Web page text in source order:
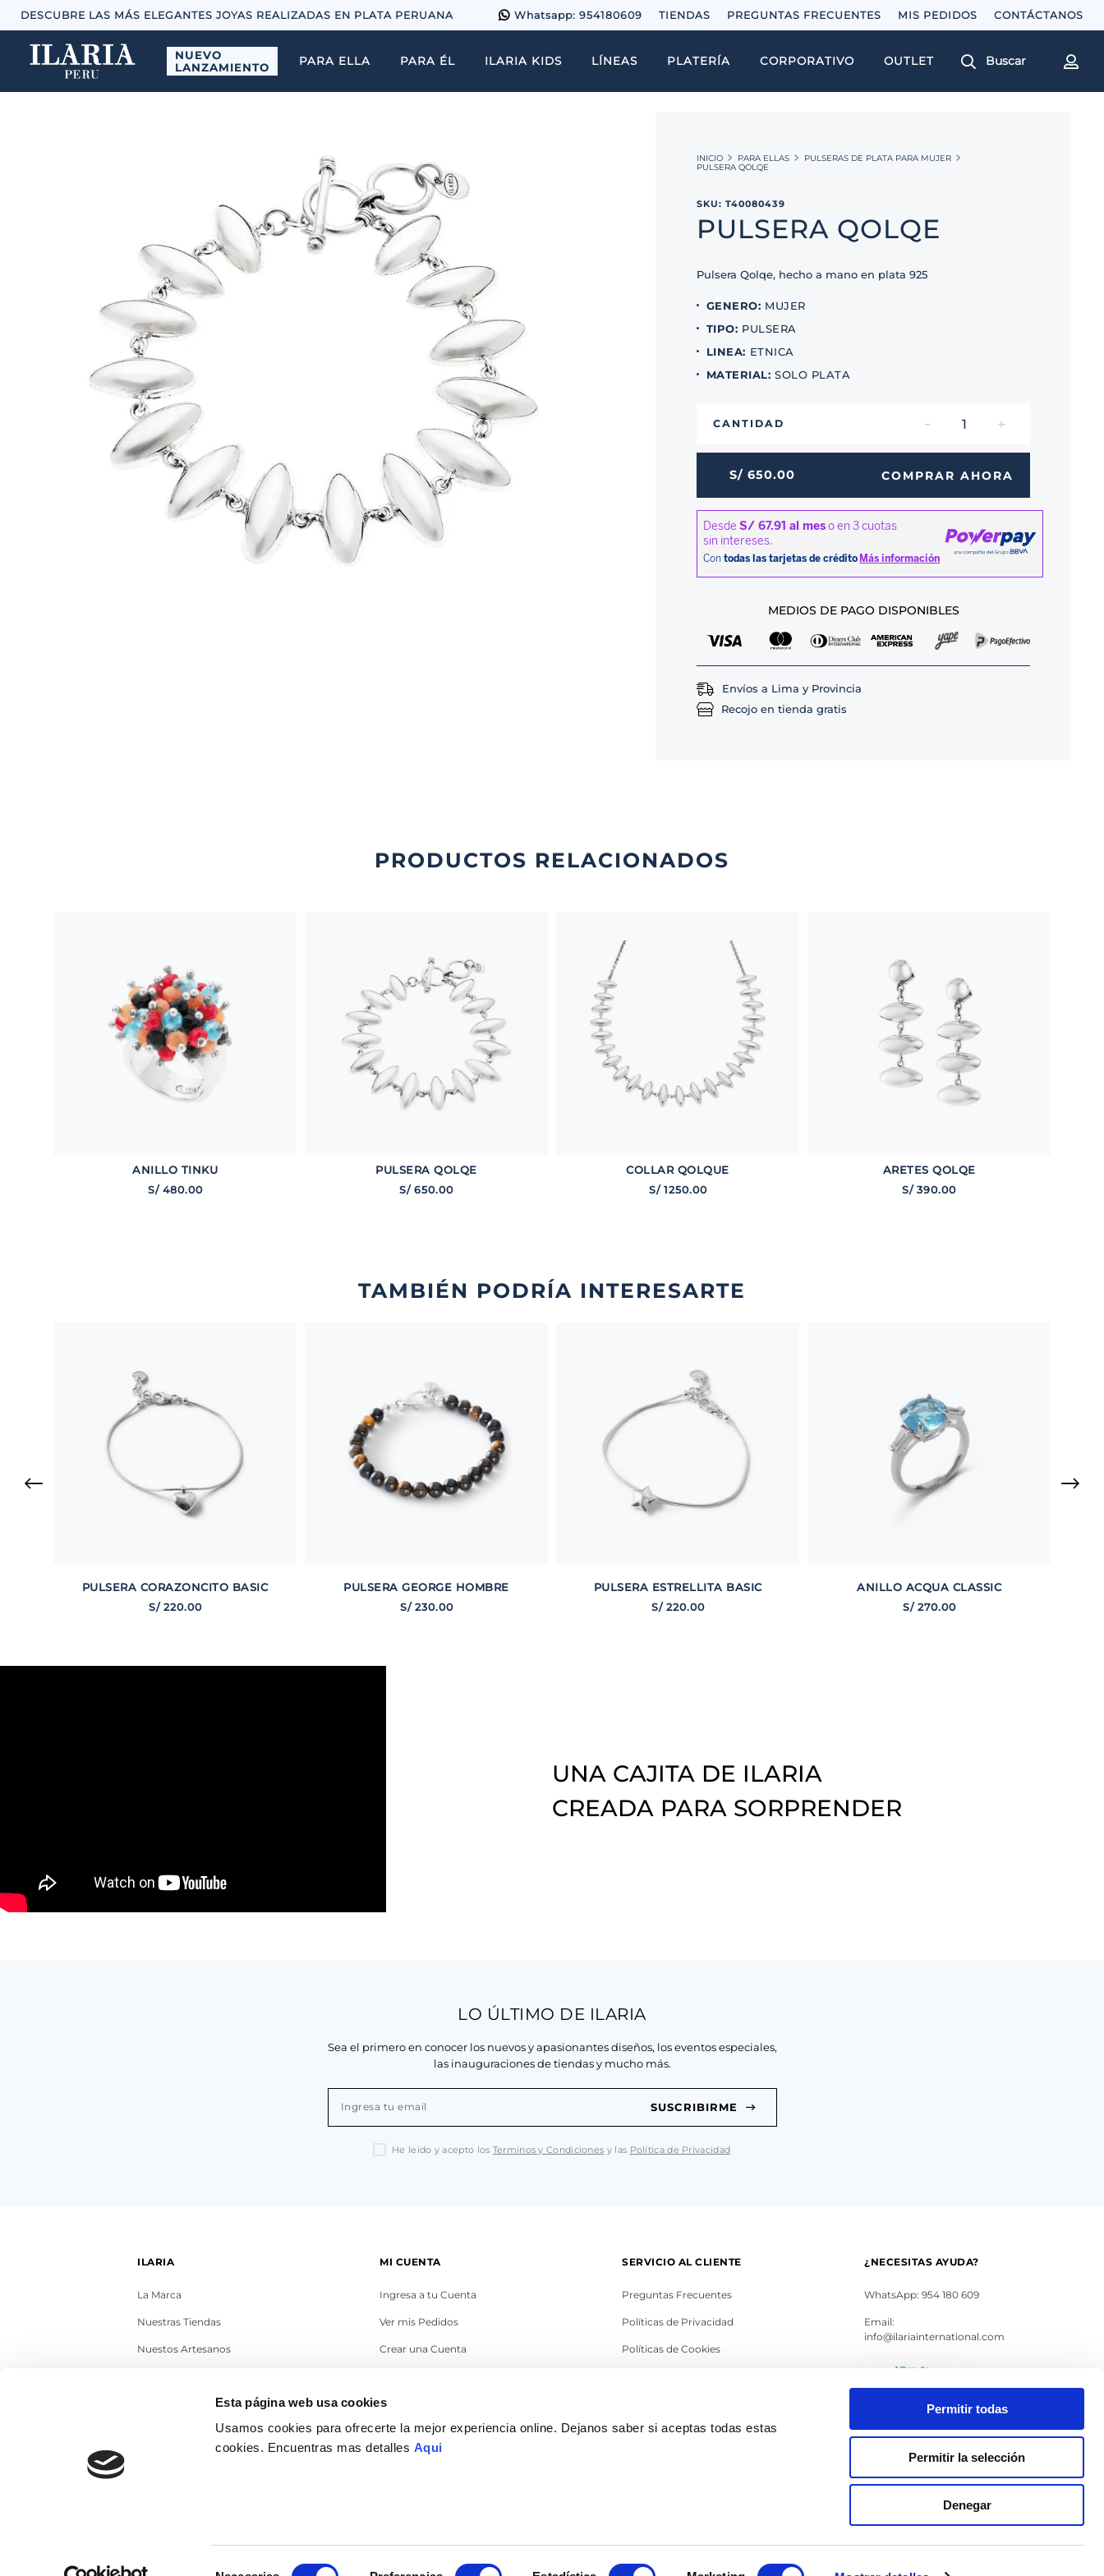
Esta página web usa cookies
Usamos cookies para ofrecerte la mejor experiencia online. Dejanos saber si aceptas todas estas
cookies. Encuentras mas detalles Aqui
Permitir todas
Permitir la selección
Denegar
DESCUBRE LAS MÁS ELEGANTES JOYAS REALIZADAS EN PLATA PERUANA Whatsapp: 954180609 TIENDAS PREGUNTAS FRECUENTES MIS PEDIDOS
NUEVO
LANZAMIENTO
PARA ELLA PARA ÉL ILARIA KIDS LÍNEAS PLATERÍA CORPORATIVO OUTLET Buscar
PARA ELLAS
PULSERAS DE PLATA PARA MUJER
PULSERA QOLQE
SKU:T40080439
PULSERA QOLQE
Pulsera Qolqe, hecho a mano en plata 925
GENERO: MUJER
TIPO: PULSERA
LINEA: ETNICA
MATERIAL: SOLO PLATA
CANTIDAD ＋
－
S/ 650.00 COMPRAR AHORA
MEDIOS DE PAGO DISPONIBLES
Envíos a Lima y Provincia
Recojo en tienda gratis
PRODUCTOS RELACIONADOS
ANILLO TINKU
S/ 480.00
PULSERA QOLQE
S/ 650.00
COLLAR QOLQUE
S/ 1250.00
ARETES QOLQE
S/ 390.00
TAMBIÉN PODRÍA INTERESARTE
PULSERA CORAZONCITO BASIC
S/ 220.00
PULSERA GEORGE HOMBRE
S/ 230.00
PULSERA ESTRELLITA BASIC
S/ 220.00
ANILLO ACQUA CLASSIC
S/ 270.00
UNA CAJITA DE ILARIA
CREADA PARA SORPRENDER
LO ÚLTIMO DE ILARIA
Sea el primero en conocer los nuevos y apasionantes diseños, los eventos especiales,
las inauguraciones de tiendas y mucho más.
SUSCRIBIRME
He leído y acepto los Terminos y Condiciones y las Política de Privacidad
ILARIA
La Marca
Nuestras Tiendas
Nuestos Artesanos
Trabaja con nosotros
MI CUENTA
Ingresa a tu Cuenta
Ver mis Pedidos
Crear una Cuenta
SERVICIO AL CLIENTE
Preguntas Frecuentes
Políticas de Privacidad
Políticas de Cookies
Legales
¿NECESITAS AYUDA?
WhatsApp: 954 180 609
Email:
info@ilariainternational.com
© 2022 Ilaría Perú. Todos los derechos reservados